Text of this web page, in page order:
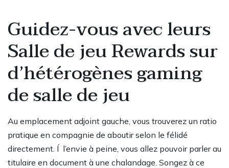
Guidez-vous avec leurs
Salle de jeu Rewards sur
d’hétérogènes gaming
de salle de jeu
Au emplacement adjoint gauche, vous trouverez un ratio
pratique en compagnie de aboutir selon le félidé
directement. Í l’envie à peine, vous allez pouvoir parler au
titulaire en document à une chalandage. Songez à ce